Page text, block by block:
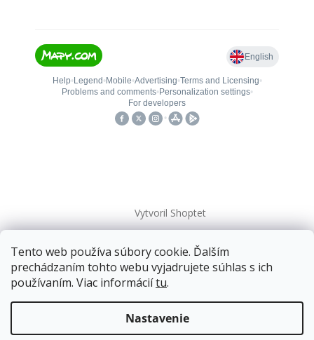
Tento web používa súbory cookie. Ďalším
prechádzaním tohto webu vyjadrujete súhlas s ich
používaním. Viac informáciítu.
Nastavenie
Doprava zadarmopre balíkové zásielky v hodnote
nad120 EUR*.
Vytvoril Shoptet
Copyright 2026kovanieplus. Všetky práva vyhradené.